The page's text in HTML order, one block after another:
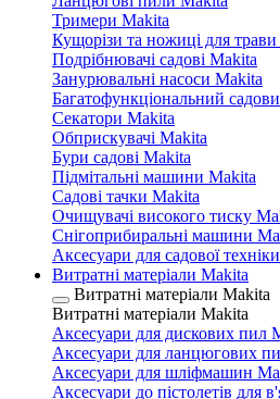
Тримери Makita
Кущорізи та ножиці для
Подрібнювачі садові Makita
Занурювальні насоси Makita
Багатофункціональний
Секатори Makita
Обприскувачі Makita
Бури садові Makita
Підмітальні машини Makita
Садові тачки Makita
Очищувачі високого тиску
Снігоприбиральні машини
Аксесуари для садової
Витратні матеріали Makita
Витратні матеріали Makita
Витратні матеріали Makita
Аксесуари для дискових пил
Аксесуари для ланцюгових
Аксесуари для шліфмашин
Аксесуари до пістолетів для